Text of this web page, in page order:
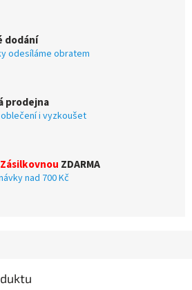
dodání
odesíláme obratem
prodejna
i vyzkoušet
Zásilkovnou ZDARMA
nad 700 Kč